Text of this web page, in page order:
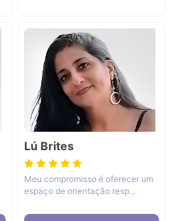
Lú Brites
Meu compromisso é oferecer um
espaço de orientação resp...